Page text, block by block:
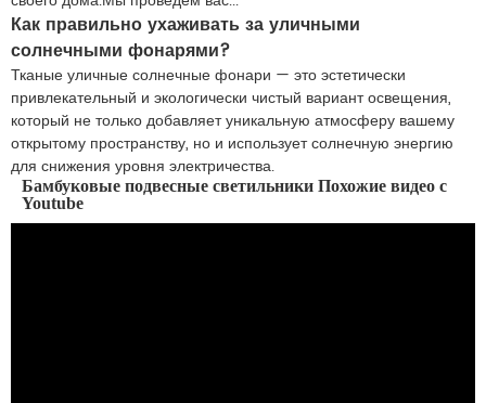
Как правильно ухаживать за уличными
солнечными фонарями?
Тканые уличные солнечные фонари — это эстетически
привлекательный и экологически чистый вариант освещения,
который не только добавляет уникальную атмосферу вашему
открытому пространству, но и использует солнечную энергию
для снижения уровня электричества.
Бамбуковые подвесные светильники Похожие видео с
Youtube